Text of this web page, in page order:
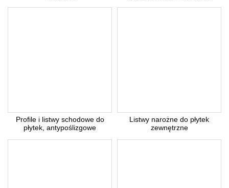
Profile i listwy schodowe do
płytek, antypoślizgowe
Listwy narożne do płytek
zewnętrzne